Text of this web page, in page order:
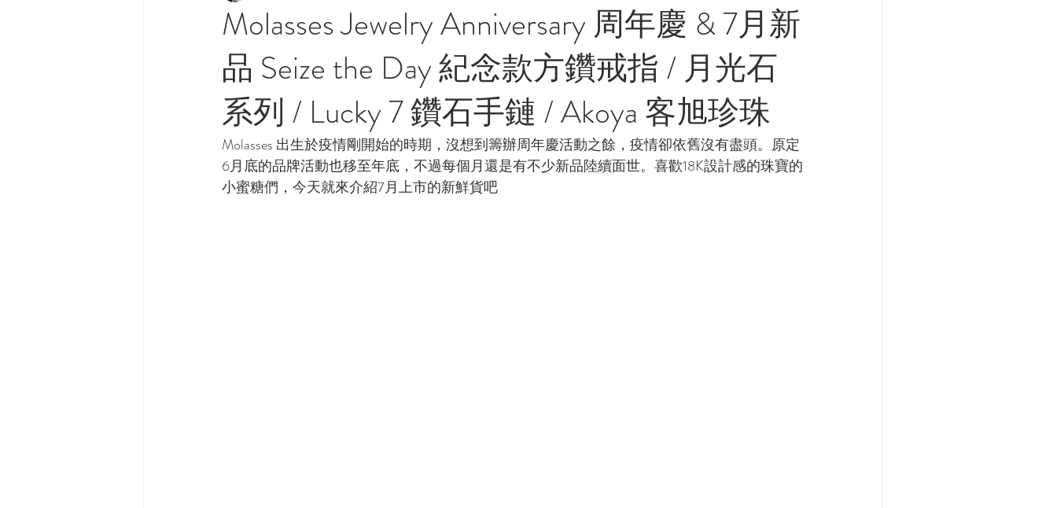
Molasses Jewelry Anniversary 周年慶 & 7月新
品 Seize the Day 紀念款方鑽戒指 / 月光石
系列 / Lucky 7 鑽石手鏈 / Akoya 客旭珍珠
Molasses 出生於疫情剛開始的時期，沒想到籌辦周年慶活動之餘，疫情卻依舊沒有盡頭。原定
6月底的品牌活動也移至年底，不過每個月還是有不少新品陸續面世。喜歡18K設計感的珠寶的
小蜜糖們，今天就來介紹7月上市的新鮮貨吧